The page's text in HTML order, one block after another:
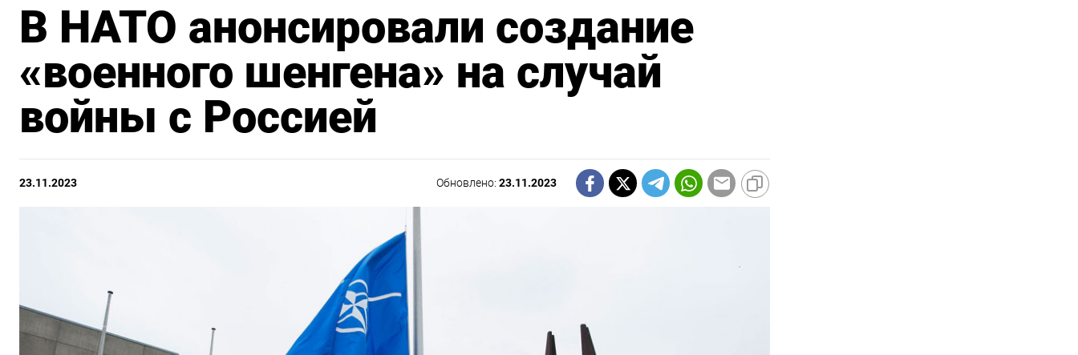
В НАТО анонсировали создание
«военного шенгена» на случай
войны с Россией
23.11.2023 Обновлено:23.11.2023